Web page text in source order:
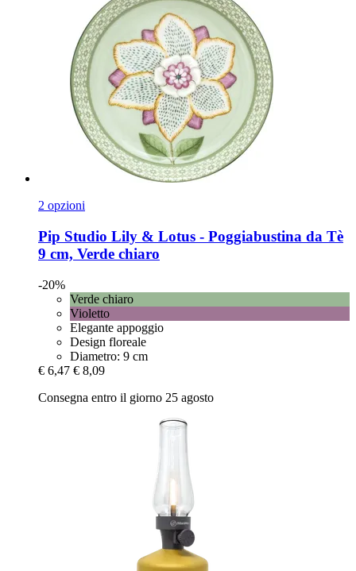
2 opzioni
Pip Studio Lily & Lotus -​ Poggiabustina da Tè
9 cm, Verde chiaro
-20%
Verde chiaro
Violetto
Elegante appoggio
Design floreale
Diametro: 9 cm
€ 6,47 € 8,09
Consegna entro il giorno 25 agosto